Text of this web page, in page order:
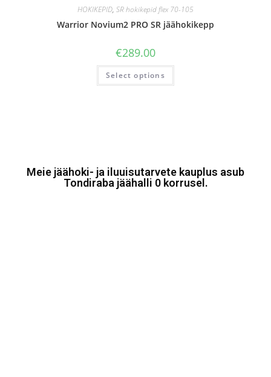
HOKIKEPID, SR hokikepid flex 70-105
Warrior Novium2 PRO SR jäähokikepp
€289.00
Select options
Meie jäähoki- ja iluuisutarvete kauplus asub
Tondiraba jäähalli 0 korrusel.